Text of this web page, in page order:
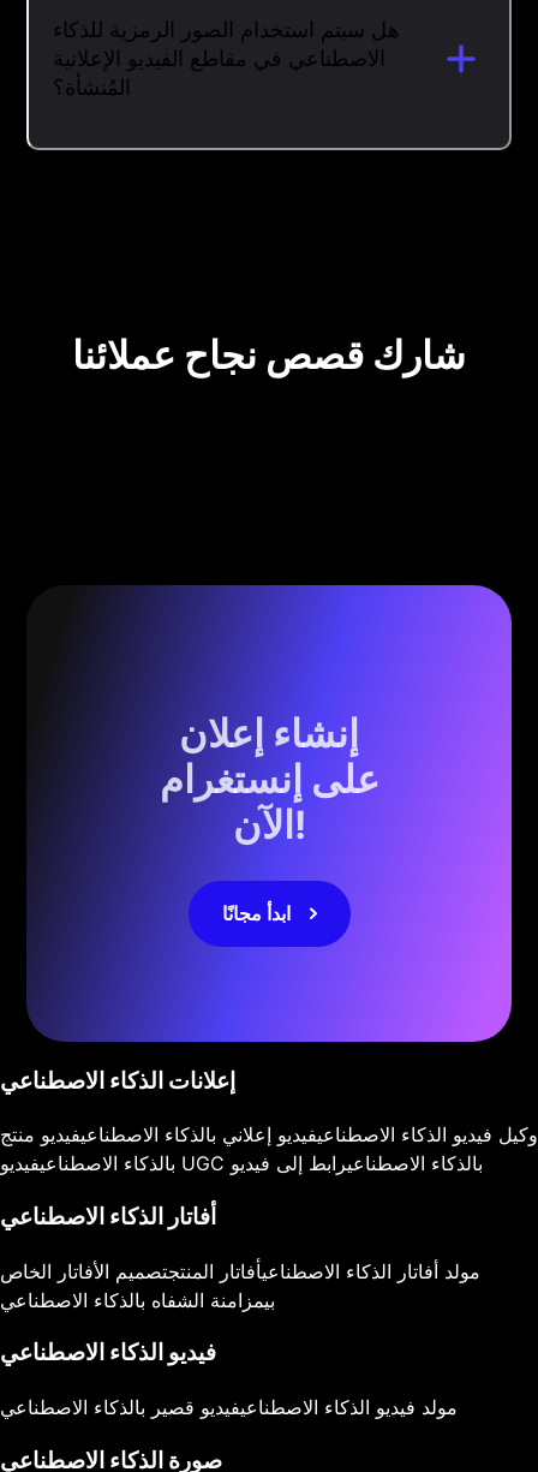
هل سيتم استخدام الصور الرمزية للذكاء
الاصطناعي في مقاطع الفيديو الإعلانية
المُنشأة؟
شارك قصص نجاح عملائنا
إنشاء إعلان
على إنستغرام
الآن!
ابدأ مجانًا
إعلانات الذكاء الاصطناعي
وكيل فيديو الذكاء الاصطناعيفيديو إعلاني بالذكاء الاصطناعيفيديو منتج
بالذكاء الاصطناعي
فيديو UGC بالذكاء الاصطناعيرابط إلى فيديو
أفاتار الذكاء الاصطناعي
مولد أفاتار الذكاء الاصطناعيأفاتار المنتجتصميم الأفاتار الخاص
بيمزامنة الشفاه بالذكاء الاصطناعي
فيديو الذكاء الاصطناعي
مولد فيديو الذكاء الاصطناعيفيديو قصير بالذكاء الاصطناعي
صورة الذكاء الاصطناعي